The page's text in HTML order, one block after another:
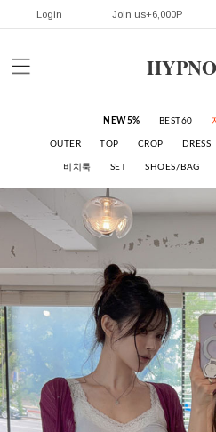
Login Join us+6,000P
NEW5% BEST60
OUTER TOP CROP DRESS
비치룩 SET SHOES/BAG